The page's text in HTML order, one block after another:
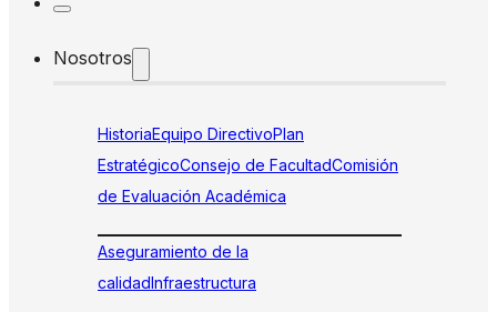
Nosotros
HistoriaEquipo DirectivoPlan
EstratégicoConsejo de FacultadComisión
de Evaluación Académica
Aseguramiento de la
calidadInfraestructura